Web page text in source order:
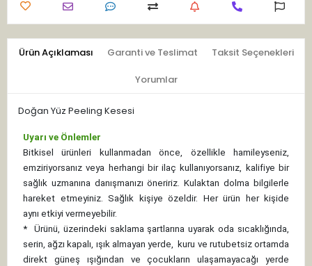
Ürün Açıklaması Garanti ve Teslimat Taksit Seçenekleri
Yorumlar
Doğan Yüz Peeling Kesesi
Uyarı ve Önlemler
Bitkisel ürünleri kullanmadan önce, özellikle hamileyseniz,
emziriyorsanız veya herhangi bir ilaç kullanıyorsanız, kalifiye bir
sağlık uzmanına danışmanızı öneririz. Kulaktan dolma bilgilerle
hareket etmeyiniz. Sağlık kişiye özeldir. Her ürün her kişide
aynı etkiyi vermeyebilir.
*
Ürünü, üzerindeki saklama şartlarına uyarak oda sıcaklığında,
serin, ağzı kapalı, ışık almayan yerde, kuru ve rutubetsiz ortamda
direkt güneş ışığından ve çocukların ulaşamayacağı yerde